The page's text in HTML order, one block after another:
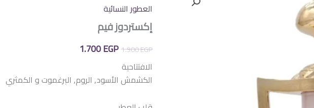
العطور النسائية
إكستردوز فيم
1.900EGP
السعر
هو:
1.700EGP
هو:
الافتتاحية
الكشمش الأسود, الروم, البرغموت و الكمثري